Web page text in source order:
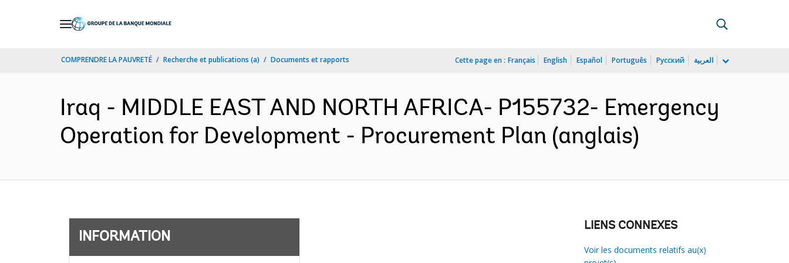
COMPRENDRE LA PAUVRETÉ Recherche et publications (a) Documents et rapports Cette page en : Français English Español Português Русский العربية
Iraq - MIDDLE EAST AND NORTH AFRICA- P155732- Emergency
Operation for Development - Procurement Plan (anglais)
INFORMATION
LIENS CONNEXES
Voir les documents relatifs au(x)